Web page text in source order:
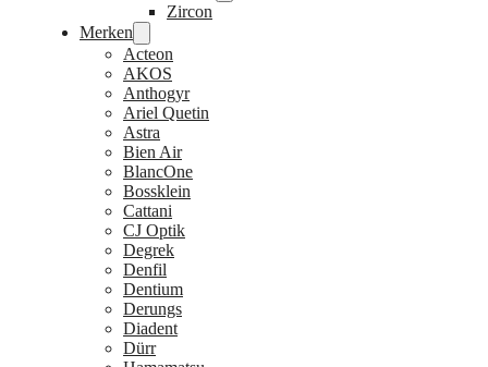
Zircon
Merken
Acteon
AKOS
Anthogyr
Ariel Quetin
Astra
Bien Air
BlancOne
Bossklein
Cattani
CJ Optik
Degrek
Denfil
Dentium
Derungs
Diadent
Dürr